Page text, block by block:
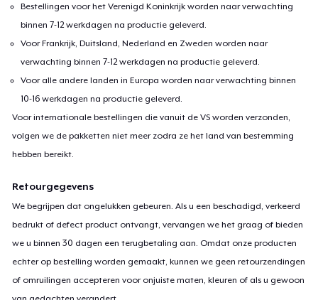
Bestellingen voor het Verenigd Koninkrijk worden naar verwachting
binnen 7-12 werkdagen na productie geleverd.
Voor Frankrijk, Duitsland, Nederland en Zweden worden naar
verwachting binnen 7-12 werkdagen na productie geleverd.
Voor alle andere landen in Europa worden naar verwachting binnen
10-16 werkdagen na productie geleverd.
Voor internationale bestellingen die vanuit de VS worden verzonden,
volgen we de pakketten niet meer zodra ze het land van bestemming
hebben bereikt.
Retourgegevens
We begrijpen dat ongelukken gebeuren. Als u een beschadigd, verkeerd
bedrukt of defect product ontvangt, vervangen we het graag of bieden
we u binnen 30 dagen een terugbetaling aan. Omdat onze producten
echter op bestelling worden gemaakt, kunnen we geen retourzendingen
of omruilingen accepteren voor onjuiste maten, kleuren of als u gewoon